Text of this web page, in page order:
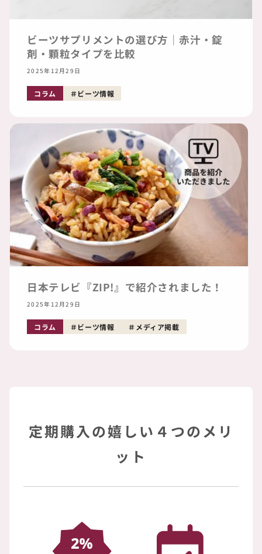
ビーツサプリメントの選び方｜赤汁・錠
剤・顆粒タイプを比較
2025年12月29日
コラム ビーツ情報
日本テレビ『ZIP!』で紹介されました！
2025年12月29日
コラム ビーツ情報 メディア掲載
定期購入の嬉しい４つのメリ
ット